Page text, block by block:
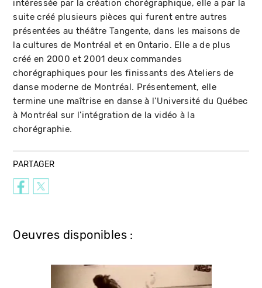
intéressée par la création chorégraphique, elle a par la
suite créé plusieurs pièces qui furent entre autres
présentées au théâtre Tangente, dans les maisons de
la cultures de Montréal et en Ontario. Elle a de plus
créé en 2000 et 2001 deux commandes
chorégraphiques pour les finissants des Ateliers de
danse moderne de Montréal. Présentement, elle
termine une maîtrise en danse à l'Université du Québec
à Montréal sur l'intégration de la vidéo à la
chorégraphie.
PARTAGER
Oeuvres disponibles :